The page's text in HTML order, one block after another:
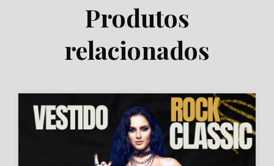
Produtos
relacionados